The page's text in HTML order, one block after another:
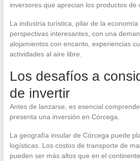
inversores que aprecian los productos de
La industria turística, pilar de la
perspectivas interesantes, con una
alojamientos con encanto, experiencias
actividades al aire libre.
Los desafíos a
de invertir
Antes de lanzarse, es esencial
presenta una inversión en Córcega.
La geografía insular de Córcega puede
logísticas. Los costos de transporte de
pueden ser más altos que en el